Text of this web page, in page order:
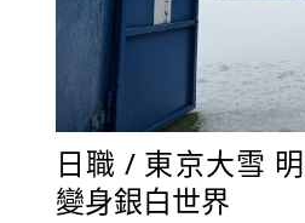
日職 / 東京大雪
變身銀白世界